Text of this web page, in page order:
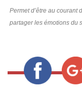
Permet d’être au courant
partager les émotions du